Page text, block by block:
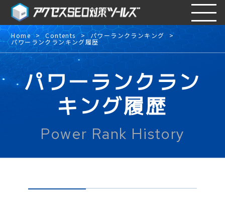
Home Contents パワーランクランキング
パワーランクランキング履歴
パワーランクラン
キング履歴
Power Rank History